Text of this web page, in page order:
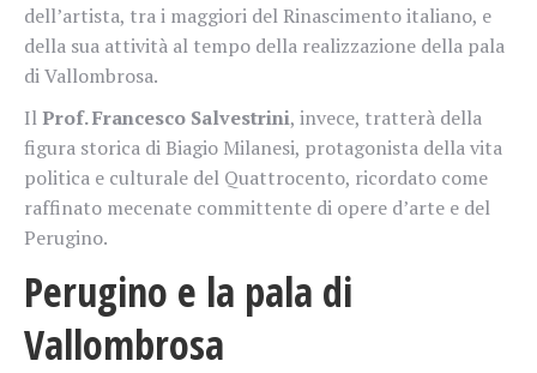
dell’artista, tra i maggiori del Rinascimento italiano, e
della sua attività al tempo della realizzazione della pala
di Vallombrosa.
IlProf. Francesco Salvestrini, invece, tratterà della
figura storica di Biagio Milanesi, protagonista della vita
politica e culturale del Quattrocento, ricordato come
raffinato mecenate committente di opere d’arte e del
Perugino.
Perugino e la pala di
Vallombrosa